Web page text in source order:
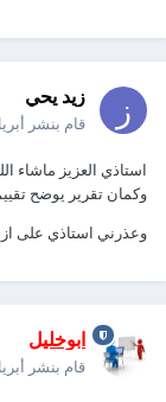
زيد يحي
قام بنشر أبريل 16,
استاذي العزيز ماشاء
وكمان تقرير يوضح
وعذرني استاذي على
ابوخليل
قام بنشر أبريل 16,